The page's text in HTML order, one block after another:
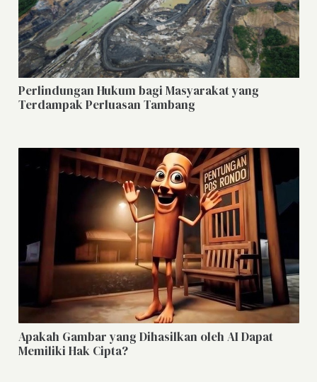
Perlindungan Hukum bagi Masyarakat yang
Terdampak Perluasan Tambang
Apakah Gambar yang Dihasilkan oleh AI Dapat
Memiliki Hak Cipta?